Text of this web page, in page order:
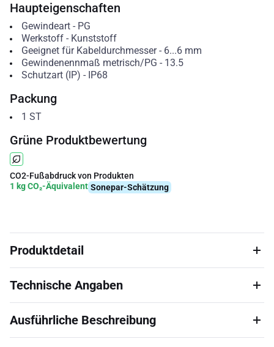
Haupteigenschaften
Gewindeart- PG
Werkstoff- Kunststoff
Geeignet für Kabeldurchmesser- 6...6 mm
Gewindenennmaß metrisch/PG - 13.5
Schutzart (IP) - IP68
Packung
1 ST
Grüne Produktbewertung
CO2-Fußabdruck von Produkten
1 kg CO₂-Äquivalent Sonepar-Schätzung
Produktdetail
Technische Angaben
Ausführliche Beschreibung